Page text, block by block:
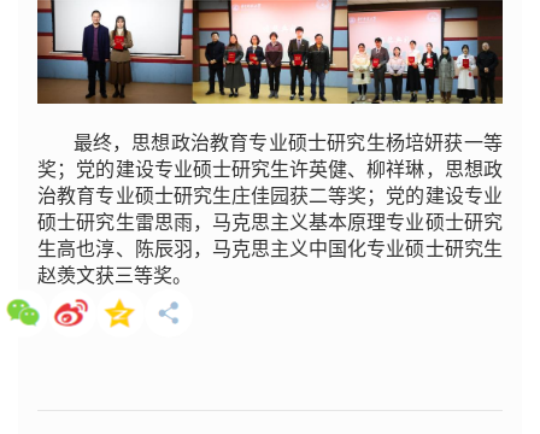
最终，思想政治教育专业硕士研究生杨培妍获一等
奖；党的建设专业硕士研究生许英健、柳祥琳，思想政
治教育专业硕士研究生庄佳园获二等奖；党的建设专业
硕士研究生雷思雨，马克思主义基本原理专业硕士研究
生高也淳、陈辰羽，马克思主义中国化专业硕士研究生
赵羡文获三等奖。